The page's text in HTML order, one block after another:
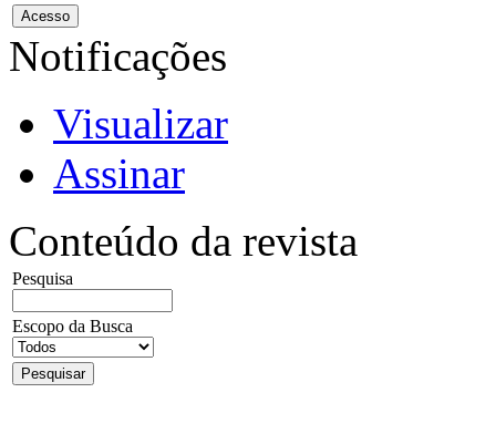
Notificações
Visualizar
Assinar
Conteúdo da revista
Pesquisa
Escopo da Busca